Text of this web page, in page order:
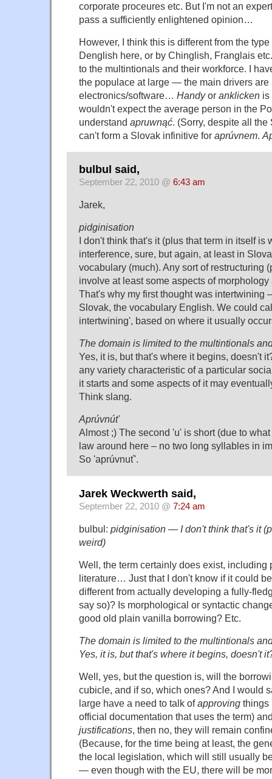
corporate proceures etc. But I'm not an
pass a sufficiently enlightened opinion…
However, I think this is different from the
Denglish here, or by Chinglish, Franglais
to the multintionals and their workforce. I
the populace at large — the main drivers are
electronics/software… Handyor anklicken is
wouldn't expect the average person in the
understand apruwnąć. (Sorry, despite all
can't form a Slovak infinitive for aprúvnem.
bulbul said,
September 22, 2010 @ 6:43 am
Jarek,
pidginisation
I don't think that's it (plus that term in itself is
interference, sure, but again, at least in
vocabulary (much). Any sort of restructuring
involve at least some aspects of morphology
That's why my first thought was intertwining
Slovak, the vocabulary English. We could
intertwining', based on where it usually
The domain is limited to the multintionals
Yes, it is, but that's where it begins, doesn't
any variety characteristic of a particular
it starts and some aspects of it may
Think slang.
Aprúvnúť
Almost ;) The second 'u' is short (due to
law around here – no two long syllables in
So 'aprúvnuť'.
Jarek Weckwerth said,
September 22, 2010 @ 7:24 am
bulbul: pidginisation — I don't think that's it
weird)
Well, the term certainly does exist, including
literature… Just that I don't know if it could
different from actually developing a fully-
say so)? Is morphological or syntactic
good old plain vanilla borrowing? Etc.
The domain is limited to the multintionals
Yes, it is, but that's where it begins, doesn't
Well, yes, but the question is, will the
cubicle, and if so, which ones? And I would
large have a need to talk ofapproving things
official documentation that uses the term)
justifications, then no, they will remain
(Because, for the time being at least, the
the local legislation, which will still usually
— even though with the EU, there will be